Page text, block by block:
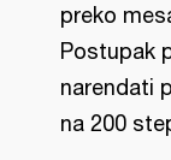
preko
Postupak
narendati
na 200